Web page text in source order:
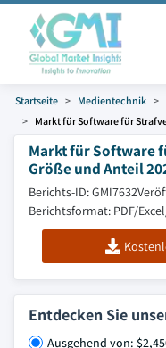
Startseite Medientechnik
Markt für Software für
Markt für Software
Größe und Anteil
Berichts-ID: GMI7632
Berichtsformat: PDF/
Entdecken Sie
Ausgehend von: